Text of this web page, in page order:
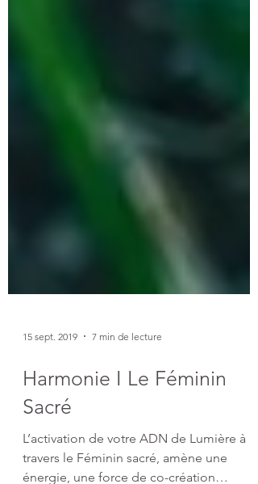
15 sept. 2019 7 min de lecture
Harmonie I Le Féminin
Sacré
L’activation de votre ADN de Lumière à